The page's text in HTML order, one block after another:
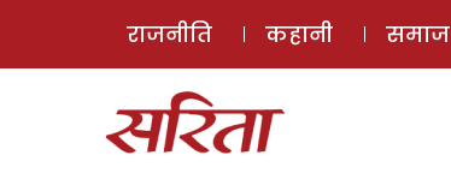
राजनीति कहानी समाज